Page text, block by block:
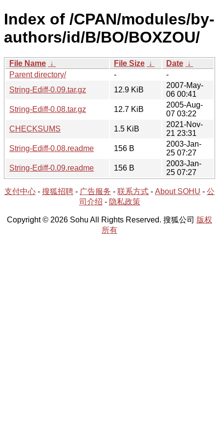
Index of /CPAN/modules/by-
authors/id/B/BO/BOXZOU/
File Name ↓ File Size ↓ Date ↓
Parent directory/
-
-
String-Ediff-0.09.tar.gz
12.9 KiB
2007-May-
06 00:41
String-Ediff-0.08.tar.gz
12.7 KiB
2005-Aug-
07 03:22
CHECKSUMS
1.5 KiB
2021-Nov-
21 23:31
String-Ediff-0.08.readme
156 B
2003-Jan-
25 07:27
String-Ediff-0.09.readme
156 B
2003-Jan-
25 07:27
支付中心 - 搜狐招聘 - 广告服务 - 联系方式 - About SOHU - 公
司介绍 - 隐私政策
Copyright © 2026 Sohu All Rights Reserved. 搜狐公司 版权
所有